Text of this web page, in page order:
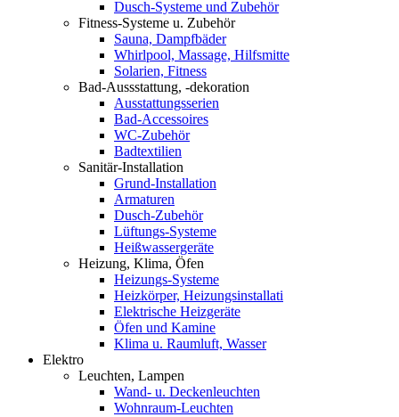
Dusch-Systeme und Zubehör
Fitness-Systeme u. Zubehör
Sauna, Dampfbäder
Whirlpool, Massage, Hilfsmitte
Solarien, Fitness
Bad-Aussstattung, -dekoration
Ausstattungsserien
Bad-Accessoires
WC-Zubehör
Badtextilien
Sanitär-Installation
Grund-Installation
Armaturen
Dusch-Zubehör
Lüftungs-Systeme
Heißwassergeräte
Heizung, Klima, Öfen
Heizungs-Systeme
Heizkörper, Heizungsinstallati
Elektrische Heizgeräte
Öfen und Kamine
Klima u. Raumluft, Wasser
Elektro
Leuchten, Lampen
Wand- u. Deckenleuchten
Wohnraum-Leuchten